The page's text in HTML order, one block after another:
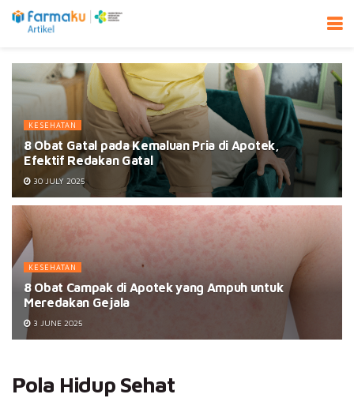
KESEHATAN
8 Obat Gatal pada Kemaluan Pria di Apotek,
Efektif Redakan Gatal
30 JULY 2025
KESEHATAN
8 Obat Campak di Apotek yang Ampuh untuk
Meredakan Gejala
3 JUNE 2025
Pola Hidup Sehat